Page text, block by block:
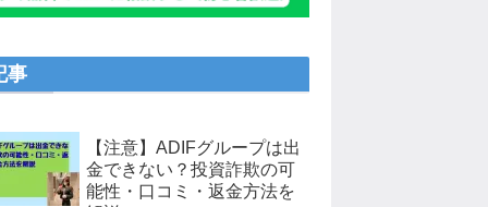
事
【注意】ADIFグループは出
金できない？投資詐欺の可
能性・口コミ・返金方法を